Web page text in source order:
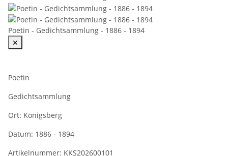
Poetin - Gedichtsammlung - 1886 - 1894
✕
Poetin
Gedichtsammlung
Ort: Königsberg
Datum: 1886 - 1894
Artikelnummer: KKS202600101